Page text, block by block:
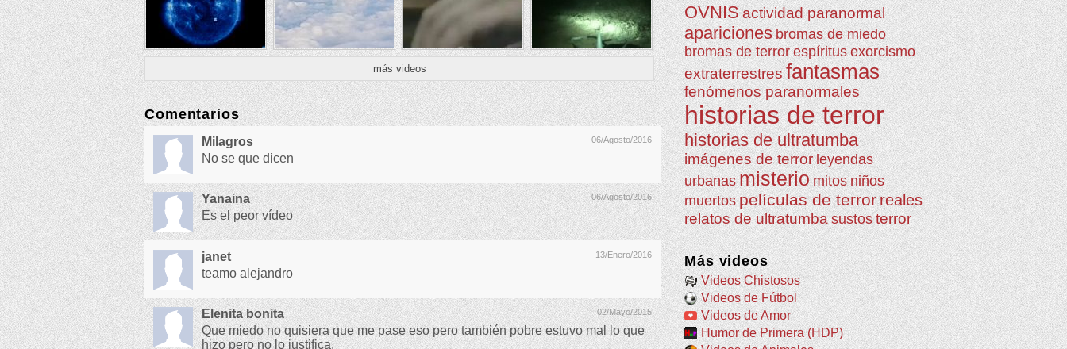
más videos
Comentarios
06/Agosto/2016
Milagros
No se que dicen
06/Agosto/2016
Yanaina
Es el peor vídeo
13/Enero/2016
janet
teamo alejandro
02/Mayo/2015
Elenita bonita
Que miedo no quisiera que me pase eso pero también pobre estuvo mal lo que
hizo pero no lo justifica.
OVNISactividad paranormal
apariciones bromas de miedo
bromas de terror espíritus exorcismo
extraterrestresfantasmas
fenómenos paranormales
historias de terror
historias de ultratumba
imágenes de terror leyendas
urbanas misterio mitos niños
muertos películas de terrorreales
relatos de ultratumba sustos terror
Más videos
Videos Chistosos
Videos de Fútbol
Videos de Amor
Humor de Primera (HDP)